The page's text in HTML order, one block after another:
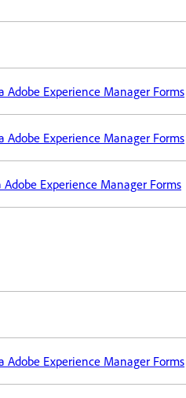
Adobe Experience Manager Forms
Adobe Experience Manager Forms
Experience Manager Forms
Adobe Experience Manager Forms